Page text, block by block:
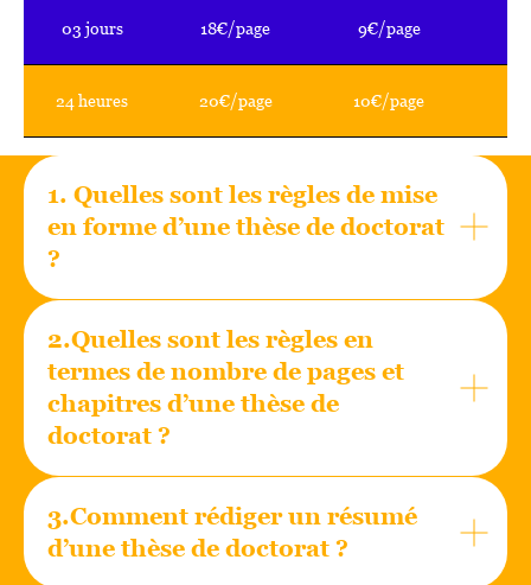
03 jours 18€/page 9€/page
24 heures 20€/page 10€/page
1. Quelles sont les règles de mise
en forme d’une thèse de doctorat
?
2.Quelles sont les règles en
termes de nombre de pages et
chapitres d’une thèse de
doctorat ?
3.Comment rédiger un résumé
d’une thèse de doctorat ?